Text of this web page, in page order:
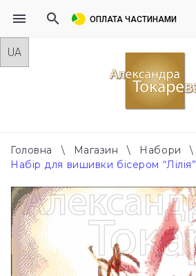
Skip
ОПЛАТА ЧАСТИНАМИ
Головна \ Магазин \ Набори
\
Набір для вишивки бісером “Лілія”